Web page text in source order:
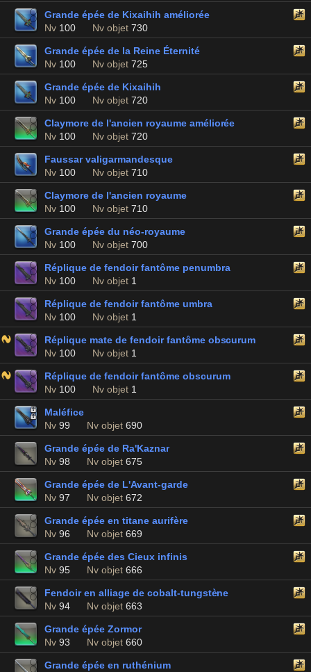
Grande épée de Kixaihih améliorée
Nv 100 Nv objet 730
Grande épée de la Reine Éternité
Nv 100 Nv objet 725
Grande épée de Kixaihih
Nv 100 Nv objet 720
Claymore de l'ancien royaume améliorée
Nv 100 Nv objet 720
Faussar valigarmandesque
Nv 100 Nv objet 710
Claymore de l'ancien royaume
Nv 100 Nv objet 710
Grande épée du néo-royaume
Nv 100 Nv objet 700
Réplique de fendoir fantôme penumbra
Nv 100 Nv objet 1
Réplique de fendoir fantôme umbra
Nv 100 Nv objet 1
Réplique mate de fendoir fantôme obscurum
Nv 100 Nv objet 1
Réplique de fendoir fantôme obscurum
Nv 100 Nv objet 1
Maléfice
Nv 99 Nv objet 690
Grande épée de Ra'Kaznar
Nv 98 Nv objet 675
Grande épée de L'Avant-garde
Nv 97 Nv objet 672
Grande épée en titane aurifère
Nv 96 Nv objet 669
Grande épée des Cieux infinis
Nv 95 Nv objet 666
Fendoir en alliage de cobalt-tungstène
Nv 94 Nv objet 663
Grande épée Zormor
Nv 93 Nv objet 660
Grande épée en ruthénium